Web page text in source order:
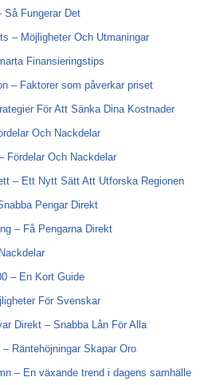
Så Fungerar Det
– Möjligheter Och Utmaningar
Finansieringstips
– Faktorer som påverkar priset
För Att Sänka Dina Kostnader
Och Nackdelar
Fördelar Och Nackdelar
– Ett Nytt Sätt Att Utforska Regionen
Pengar Direkt
– Få Pengarna Direkt
– En Kort Guide
För Svenskar
Direkt – Snabba Lån För Alla
Räntehöjningar Skapar Oro
– En växande trend i dagens samhälle